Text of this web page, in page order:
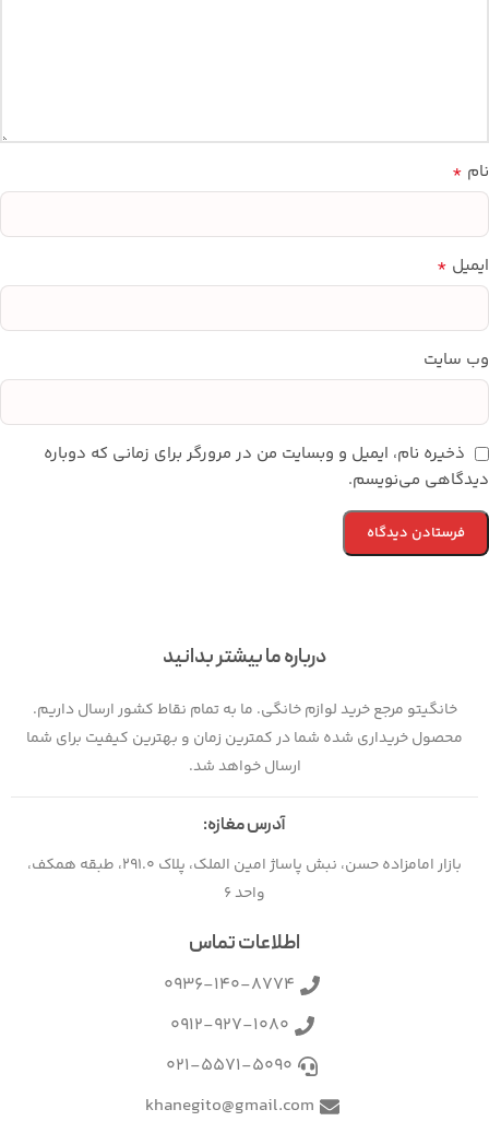
نام *
ایمیل *
وب‌ سایت
ذخیره نام، ایمیل و وبسایت من در مرورگر برای زمانی که دوباره
دیدگاهی می‌نویسم.
درباره ما بیشتر بدانید
خانگیتو مرجع خرید لوازم خانگی. ما به تمام نقاط کشور ارسال داریم.
محصول خریداری شده شما در کمترین زمان و بهترین کیفیت برای شما
ارسال خواهد شد.
آدرس مغازه:
بازار امامزاده حسن، نبش پاساژ امین الملک، پلاک 291.0، طبقه همکف،
واحد 6
اطلاعات تماس
0936-140-8774
0912-927-1080
021-5571-5090
khanegito@gmail.com